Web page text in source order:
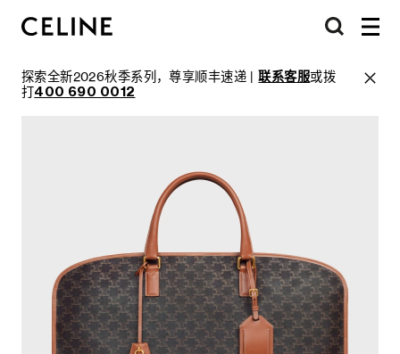
探索全新2026秋季系列，尊享顺丰速递 |联系客服或拨
打400 690 0012